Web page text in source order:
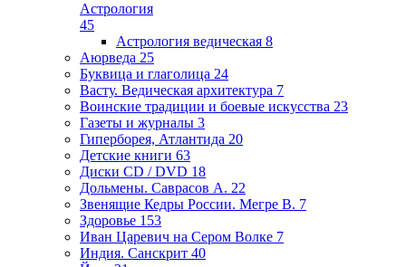
Астрология
45
Астрология ведическая 8
Аюрведа 25
Буквица и глаголица 24
Васту. Ведическая архитектура 7
Воинские традиции и боевые искусства 23
Газеты и журналы 3
Гиперборея, Атлантида 20
Детские книги 63
Диски CD / DVD 18
Дольмены. Саврасов А. 22
Звенящие Кедры России. Мегре В. 7
Здоровье 153
Иван Царевич на Сером Волке 7
Индия. Санскрит 40